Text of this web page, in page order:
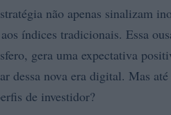
não apenas sinalizam
índices tradicionais. Essa
gera uma expectativa
dessa nova era digital. Mas
de investidor?